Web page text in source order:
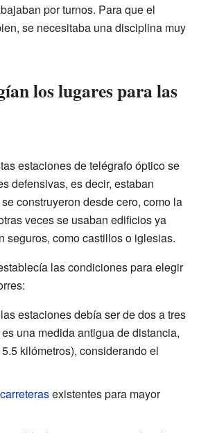
por turnos. Para que el
se necesitaba una disciplina muy
los lugares para las
estaciones de telégrafo óptico se
defensivas, es decir, estaban
construyeron desde cero, como la
veces se usaban edificios ya
seguros, como castillos o iglesias.
las condiciones para elegir
estaciones debía ser de dos a tres
una medida antigua de distancia,
kilómetros), considerando el
carreterasexistentes para mayor